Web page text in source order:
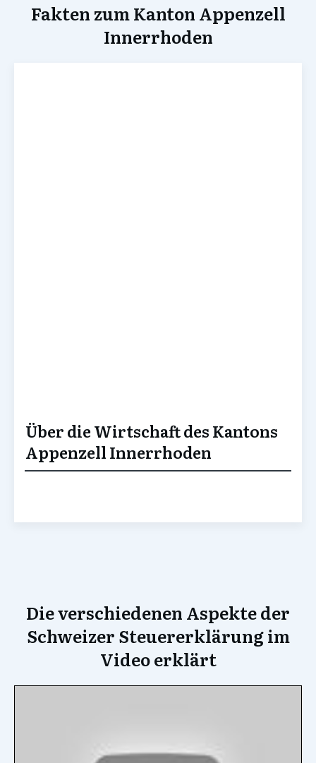
Fakten zum Kanton Appenzell
Innerrhoden
Über die Wirtschaft des Kantons
Appenzell Innerrhoden
Die verschiedenen Aspekte der
Schweizer Steuererklärung im
Video erklärt